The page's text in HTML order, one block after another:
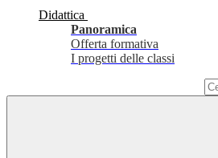
Didattica
Panoramica
Offerta formativa
I progetti delle classi